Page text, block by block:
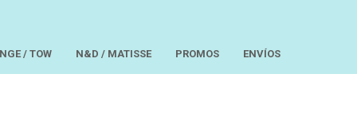
/ TOW N&D / MATISSE PROMOS ENVÍOS